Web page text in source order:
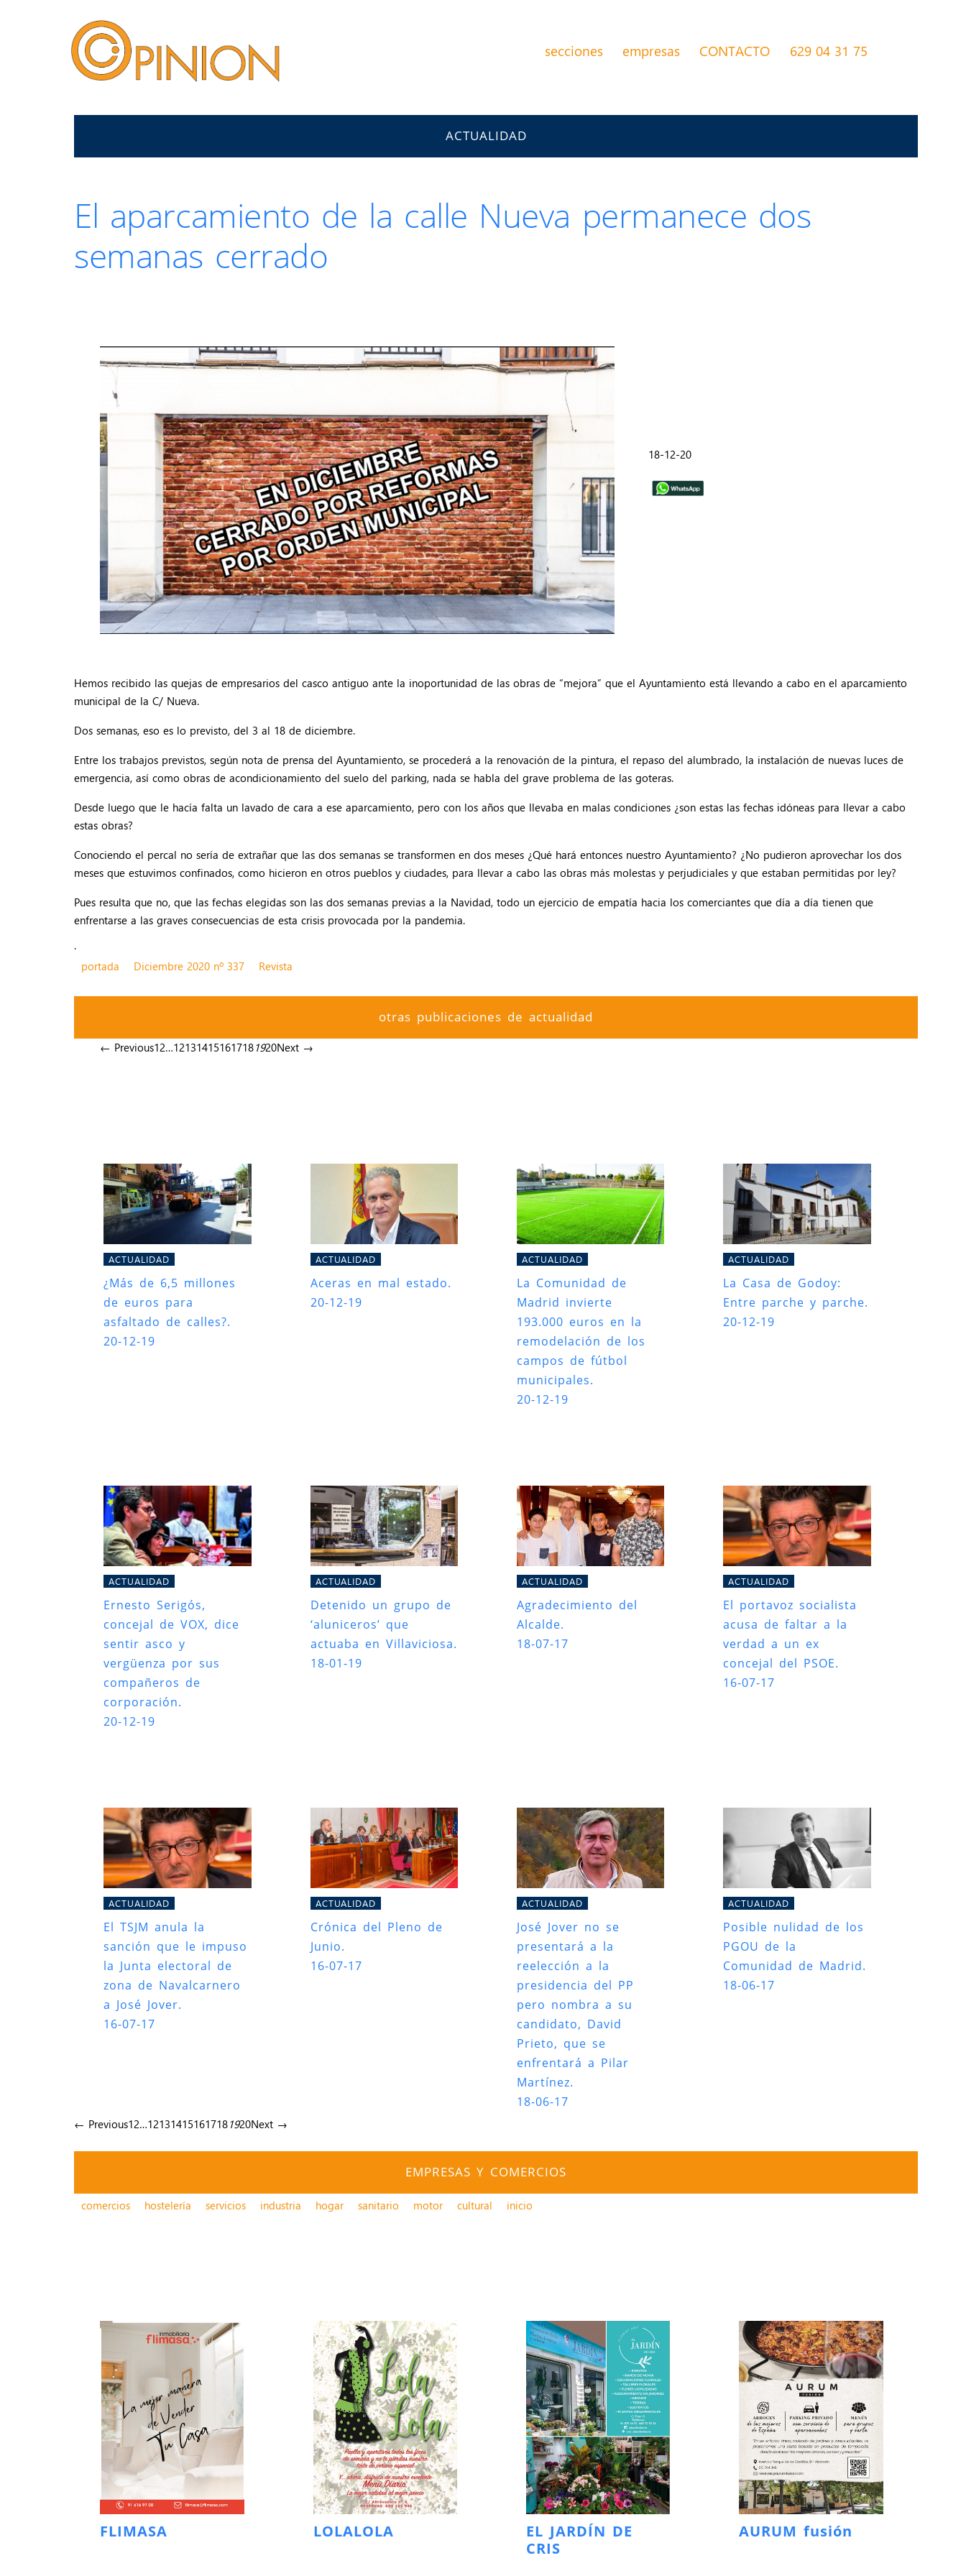
secciones empresas CONTACTO 629 04 31 75
ACTUALIDAD
El aparcamiento de la calle Nueva permanece dos
semanas cerrado
18-12-20
Hemos recibido las quejas de empresarios del casco antiguo ante la inoportunidad de las obras de “mejora” que el Ayuntamiento está llevando a cabo en el aparcamiento
municipal de la C/ Nueva.
Dos semanas, eso es lo previsto, del 3 al 18 de diciembre.
Entre los trabajos previstos, según nota de prensa del Ayuntamiento, se procederá a la renovación de la pintura, el repaso del alumbrado, la instalación de nuevas luces de
emergencia, así como obras de acondicionamiento del suelo del parking, nada se habla del grave problema de las goteras.
Desde luego que le hacía falta un lavado de cara a ese aparcamiento, pero con los años que llevaba en malas condiciones ¿son estas las fechas idóneas para llevar a cabo
estas obras?
Conociendo el percal no sería de extrañar que las dos semanas se transformen en dos meses ¿Qué hará entonces nuestro Ayuntamiento? ¿No pudieron aprovechar los dos
meses que estuvimos confinados, como hicieron en otros pueblos y ciudades, para llevar a cabo las obras más molestas y perjudiciales y que estaban permitidas por ley?
Pues resulta que no, que las fechas elegidas son las dos semanas previas a la Navidad, todo un ejercicio de empatía hacia los comerciantes que día a día tienen que
enfrentarse a las graves consecuencias de esta crisis provocada por la pandemia.
.
portada
Diciembre 2020 nº 337 Revista
otras publicaciones de actualidad
← Previous12…121314151617181920Next →
ACTUALIDAD
¿Más de 6,5 millones
de euros para
asfaltado de calles?.
20-12-19
ACTUALIDAD
Aceras en mal estado.
20-12-19
ACTUALIDAD
La Comunidad de
Madrid invierte
193.000 euros en la
remodelación de los
campos de fútbol
municipales.
20-12-19
ACTUALIDAD
La Casa de Godoy:
Entre parche y parche.
20-12-19
ACTUALIDAD
Ernesto Serigós,
concejal de VOX, dice
sentir asco y
vergüenza por sus
compañeros de
corporación.
20-12-19
ACTUALIDAD
Detenido un grupo de
‘aluniceros’ que
actuaba en Villaviciosa.
18-01-19
ACTUALIDAD
Agradecimiento del
Alcalde.
18-07-17
ACTUALIDAD
El portavoz socialista
acusa de faltar a la
verdad a un ex
concejal del PSOE.
16-07-17
ACTUALIDAD
El TSJM anula la
sanción que le impuso
la Junta electoral de
zona de Navalcarnero
a José Jover.
16-07-17
ACTUALIDAD
Crónica del Pleno de
Junio.
16-07-17
ACTUALIDAD
José Jover no se
presentará a la
reelección a la
presidencia del PP
pero nombra a su
candidato, David
Prieto, que se
enfrentará a Pilar
Martínez.
18-06-17
ACTUALIDAD
Posible nulidad de los
PGOU de la
Comunidad de Madrid.
18-06-17
← Previous12…121314151617181920Next →
EMPRESAS Y COMERCIOS
comercios hostelería servicios industria hogar sanitario motor cultural inicio
FLIMASA LOLALOLA
EL JARDÍN DE
CRIS
AURUM fusión